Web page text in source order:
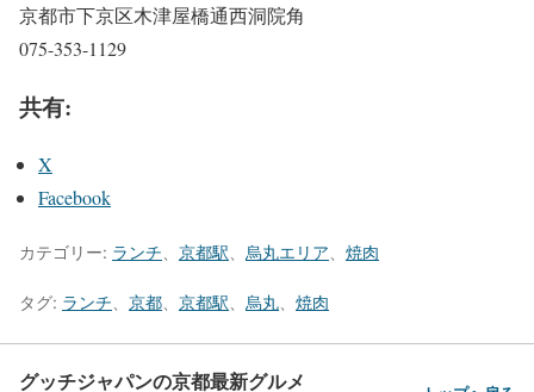
京都市下京区木津屋橋通西洞院角
075-353-1129
共有:
X
Facebook
カテゴリー: ランチ 京都駅 烏丸エリア 焼肉
タグ: ランチ 京都 京都駅 烏丸 焼肉
グッチジャパンの京都最新グルメ